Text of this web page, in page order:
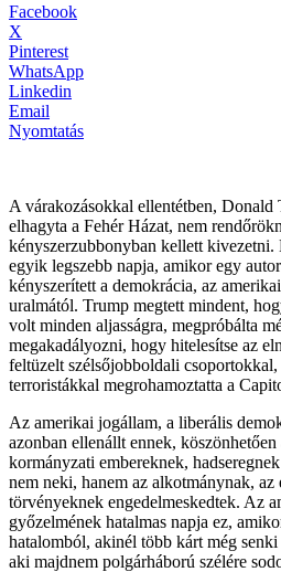
Facebook
X
Pinterest
WhatsApp
Linkedin
Email
Nyomtatás
A várakozásokkal ellentétben, Donald
elhagyta a Fehér Házat, nem
kényszerzubbonyban kellett
egyik legszebb napja, amikor egy
kényszerített a demokrácia, az
uralmától. Trump megtett mindent,
volt minden aljasságra, megpróbálta
megakadályozni, hogy hitelesítse az
feltüzelt szélsőjobboldali csoportokkal,
terroristákkal megrohamoztatta a
Az amerikai jogállam, a liberális
azonban ellenállt ennek,
kormányzati embereknek,
nem neki, hanem az alkotmánynak, az
törvényeknek engedelmeskedtek. Az
győzelmének hatalmas napja ez,
hatalomból, akinél több kárt még
aki majdnem polgárháború szélére